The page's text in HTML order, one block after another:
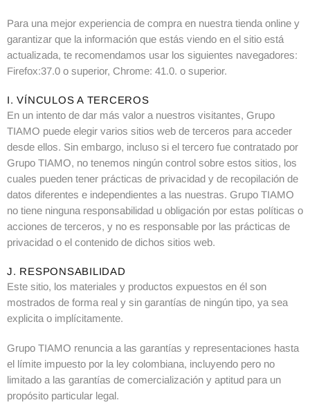
Para una mejor experiencia de compra en nuestra tienda online y
garantizar que la información que estás viendo en el sitio está
actualizada, te recomendamos usar los siguientes navegadores:
Firefox:37.0 o superior, Chrome: 41.0. o superior.
I. VÍNCULOS A TERCEROS
En un intento de dar más valor a nuestros visitantes, Grupo
TIAMO puede elegir varios sitios web de terceros para acceder
desde ellos. Sin embargo, incluso si el tercero fue contratado por
Grupo TIAMO, no tenemos ningún control sobre estos sitios, los
cuales pueden tener prácticas de privacidad y de recopilación de
datos diferentes e independientes a las nuestras. Grupo TIAMO
no tiene ninguna responsabilidad u obligación por estas políticas o
acciones de terceros, y no es responsable por las prácticas de
privacidad o el contenido de dichos sitios web.
J. RESPONSABILIDAD
Este sitio, los materiales y productos expuestos en él son
mostrados de forma real y sin garantías de ningún tipo, ya sea
explicita o implícitamente.
Grupo TIAMO renuncia a las garantías y representaciones hasta
el límite impuesto por la ley colombiana, incluyendo pero no
limitado a las garantías de comercialización y aptitud para un
propósito particular legal.